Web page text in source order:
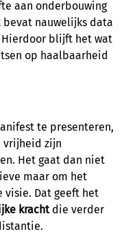
aan onderbouwing
nauwelijks data
blijft het wat
op haalbaarheid
te presenteren,
vrijheid zijn
Het gaat dan niet
maar om het
Dat geeft het
krachtdie verder